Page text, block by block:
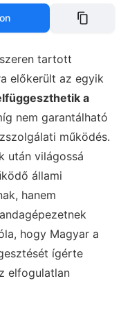
tartott
előkerült az egyik
a
nem garantálható
működés.
után világossá
állami
hanem
hogy Magyar a
ígérte
elfogulatlan